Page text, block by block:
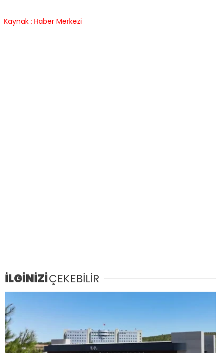
Kaynak : Haber Merkezi
İLGİNİZİÇEKEBİLİR